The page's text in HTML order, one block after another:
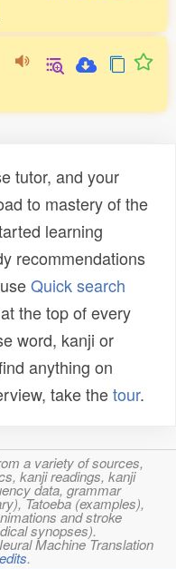
tutor, and your
to mastery of the
learning
recommendations
Quick search
the top of every
word, kanji or
anything on
take thetour.
a variety of sources,
kanji readings, kanji
data, grammar
Tatoeba (examples),
and stroke
synopses).
Machine Translation
.